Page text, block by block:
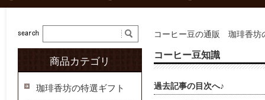
コーヒー豆の通販 珈琲香坊
コーヒー豆知識
過去記事の目次へ♪
商品カテゴリ
珈琲香坊の特選ギフト